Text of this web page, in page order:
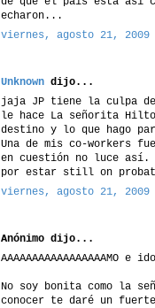
echaron...
viernes, agosto 21, 2009
Unknown dijo...
jaja JP tiene la culpa de
le hace La señorita
destino y lo que hago
Una de mis co-workers
en cuestión no luce así.
por estar still on
viernes, agosto 21, 2009
Anónimo dijo...
AAAAAAAAAAAAAAAAAMO
No soy bonita como la
conocer te daré un